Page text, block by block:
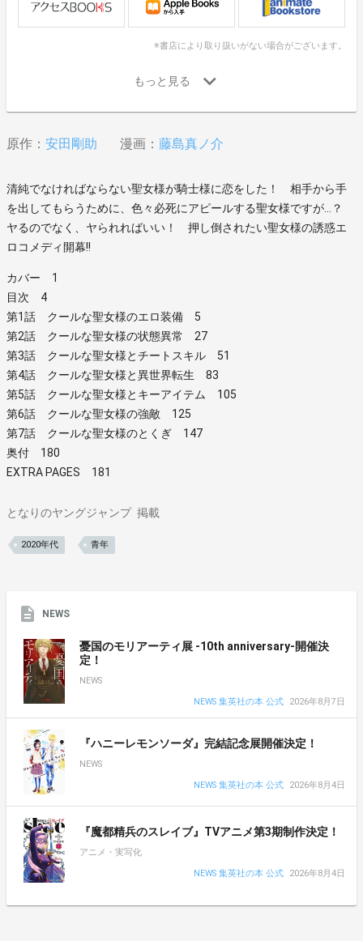
※書店により取り扱いがない場合がございます。
原作： 安田剛助 漫画： 藤島真ノ介
清純でなければならない聖女様が騎士様に恋をした！ 相手から手
を出してもらうために、色々必死にアピールする聖女様ですが…？
ヤるのでなく、ヤられればいい！ 押し倒されたい聖女様の誘惑エ
ロコメディ開幕!!
カバー 1
目次 4
第1話 クールな聖女様のエロ装備 5
第2話 クールな聖女様の状態異常 27
第3話 クールな聖女様とチートスキル 51
第4話 クールな聖女様と異世界転生 83
第5話 クールな聖女様とキーアイテム 105
第6話 クールな聖女様の強敵 125
第7話 クールな聖女様のとくぎ 147
奥付 180
EXTRA PAGES 181
となりのヤングジャンプ 掲載
2020年代 青年
NEWS
憂国のモリアーティ展 -10th anniversary-開催決
定！
NEWS
NEWS 集英社の本 公式
2026年8月7日
『ハニーレモンソーダ』完結記念展開催決定！
NEWS
NEWS 集英社の本 公式
2026年8月4日
『魔都精兵のスレイブ』TVアニメ第3期制作決定！
アニメ・実写化
NEWS 集英社の本 公式
2026年8月4日